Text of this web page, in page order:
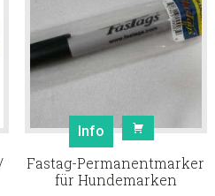
Info
Fastag-Permanentmarker
für Hundemarken